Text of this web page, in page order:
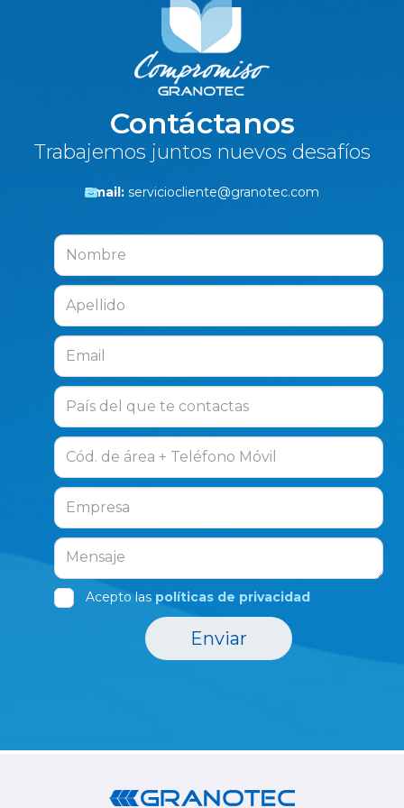
Contáctanos
Trabajemos juntos nuevos desafíos
Email: serviciocliente@granotec.com
Acepto las políticas de privacidad
Enviar